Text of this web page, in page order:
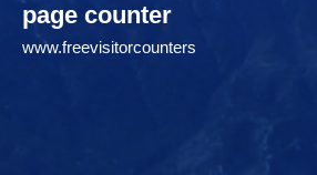
page counter
www.freevisitorcounters